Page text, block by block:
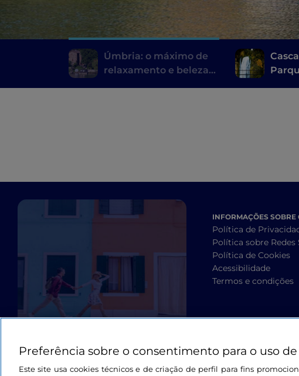
Úmbria: o máximo de
relaxamento e beleza
INFORMAÇÕES SOBRE
Política de
Política sobre Redes
Política de Cookies
Acessibilidade
Termos e condições
Preferência sobre o consentimento para o uso
Este site usa cookies técnicos e de criação de perfil para fins